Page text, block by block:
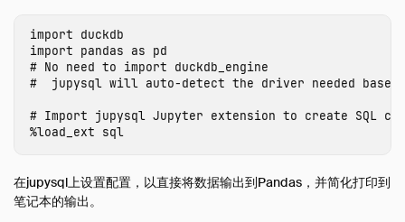
Live Demo
import duckdb
import pandas as pd
# No need to import duckdb_engine
%load_ext sql
在jupysql上设置配置，以直接将数据输出到Pandas，并简化打印到
笔记本的输出。